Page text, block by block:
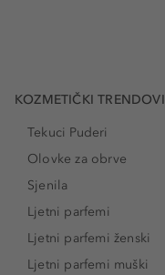
KOZMETIČKI TRENDOVI
Tekuci Puderi
Olovke za obrve
Sjenila
Ljetni parfemi
Ljetni parfemi ženski
Ljetni parfemi muški